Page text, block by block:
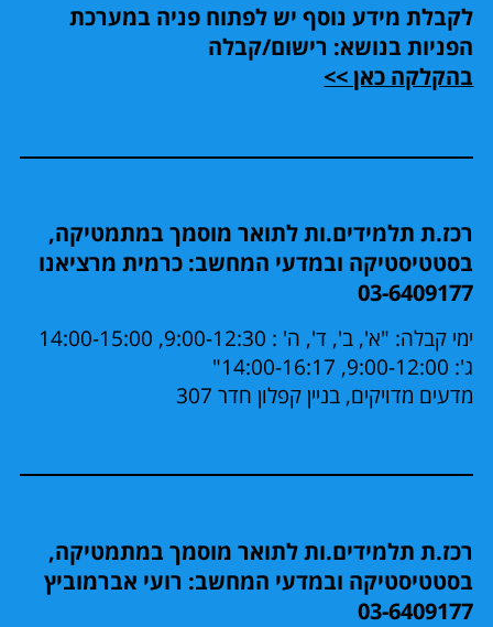
לקבלת מידע נוסף יש לפתוח פניה במערכת
הפניות בנושא: רישום/קבלה
בהקלקה כאן >>
רכז.ת תלמידים.ות לתואר מוסמך במתמטיקה,
בסטטיסטיקה ובמדעי המחשב: כרמית מרציאנו
03-6409177
ימי קבלה: "א', ב', ד', ה' : 9:00-12:30, 14:00-15:00
ג': 9:00-12:00, 14:00-16:17"
מדעים מדויקים, בניין קפלון חדר 307
רכז.ת תלמידים.ות לתואר מוסמך במתמטיקה,
בסטטיסטיקה ובמדעי המחשב: רועי אברמוביץ
03-6409177